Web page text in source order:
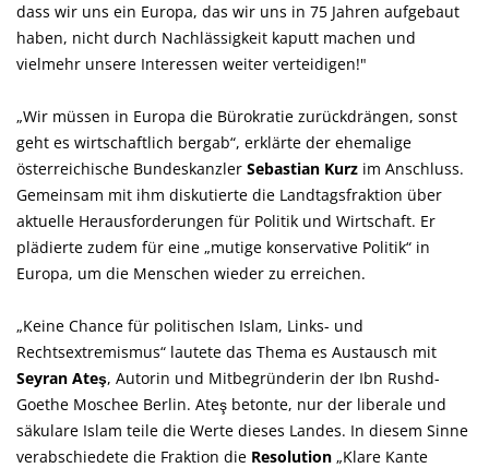
dass wir uns ein Europa, das wir uns in 75 Jahren aufgebaut
haben, nicht durch Nachlässigkeit kaputt machen und
vielmehr unsere Interessen weiter verteidigen!"
Wir müssen in Europa die Bürokratie zurückdrängen, sonst
geht es wirtschaftlich bergab“, erklärte der ehemalige
österreichische Bundeskanzler Sebastian Kurz im Anschluss.
Gemeinsam mit ihm diskutierte die Landtagsfraktion über
aktuelle Herausforderungen für Politik und Wirtschaft. Er
plädierte zudem für eine „mutige konservative Politik“ in
Europa, um die Menschen wieder zu erreichen.
Keine Chance für politischen Islam, Links- und
Rechtsextremismus“ lautete das Thema es Austausch mit
Seyran Ateş, Autorin und Mitbegründerin der Ibn Rushd-
Goethe Moschee Berlin. Ateş betonte, nur der liberale und
säkulare Islam teile die Werte dieses Landes. In diesem Sinne
verabschiedete die Fraktion die Resolution Klare Kante